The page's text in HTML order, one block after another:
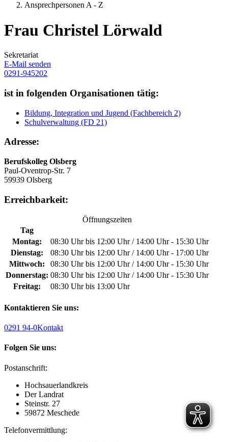
Ansprechpersonen A - Z
Frau Christel Lörwald
Sekretariat
E-Mail senden
0291-945202
ist in folgenden Organisationen tätig:
Bildung, Integration und Jugend (Fachbereich 2)
Schulverwaltung (FD 21)
Adresse:
Berufskolleg Olsberg
Paul-Oventrop-Str. 7
59939 Olsberg
Erreichbarkeit:
Öffnungszeiten
Tag
Montag:
08:30 Uhr bis 12:00 Uhr / 14:00 Uhr - 15:30 Uhr
Dienstag:
08:30 Uhr bis 12:00 Uhr / 14:00 Uhr - 17:00 Uhr
Mittwoch:
08:30 Uhr bis 12:00 Uhr / 14:00 Uhr - 15:30 Uhr
Donnerstag: 08:30 Uhr bis 12:00 Uhr / 14:00 Uhr - 15:30 Uhr
Freitag:
08:30 Uhr bis 13:00 Uhr
Kontaktieren Sie uns:
0291 94-0Kontakt
Folgen Sie uns:
Postanschrift:
Hochsauerlandkreis
Der Landrat
Steinstr. 27
59872 Meschede
Telefonvermittlung: